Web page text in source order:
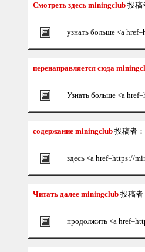
Смотреть здесь miningclub 投稿
узнать больше <a
перенаправляется сюда
Узнать больше <a
содержание miningclub 投稿者：
здесь <a href=https://
Читать далее miningclub 投稿者
продолжить <a